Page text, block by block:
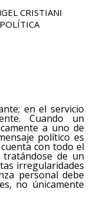
CRISTIANI
en el servicio
Cuando un
a uno de
político es
con todo el
de un
irregularidades
personal debe
no únicamente